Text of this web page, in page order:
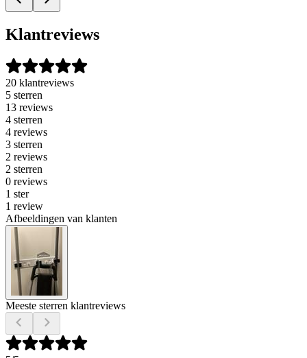
Klantreviews
20 klantreviews
5 sterren
13 reviews
4 sterren
4 reviews
3 sterren
2 reviews
2 sterren
0 reviews
1 ster
1 review
Afbeeldingen van klanten
Meeste sterren klantreviews